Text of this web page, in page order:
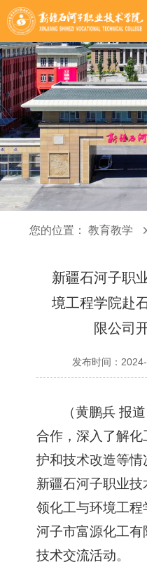
您的位置： 教育教学
新疆石河子职
境工程学院赴
限公司
发布时间：
（黄鹏兵 报
合作， 深入了解化
护和技术改造等情
新疆石河子职业
领化工与环境工
河子市富源化工
技术交流活动。